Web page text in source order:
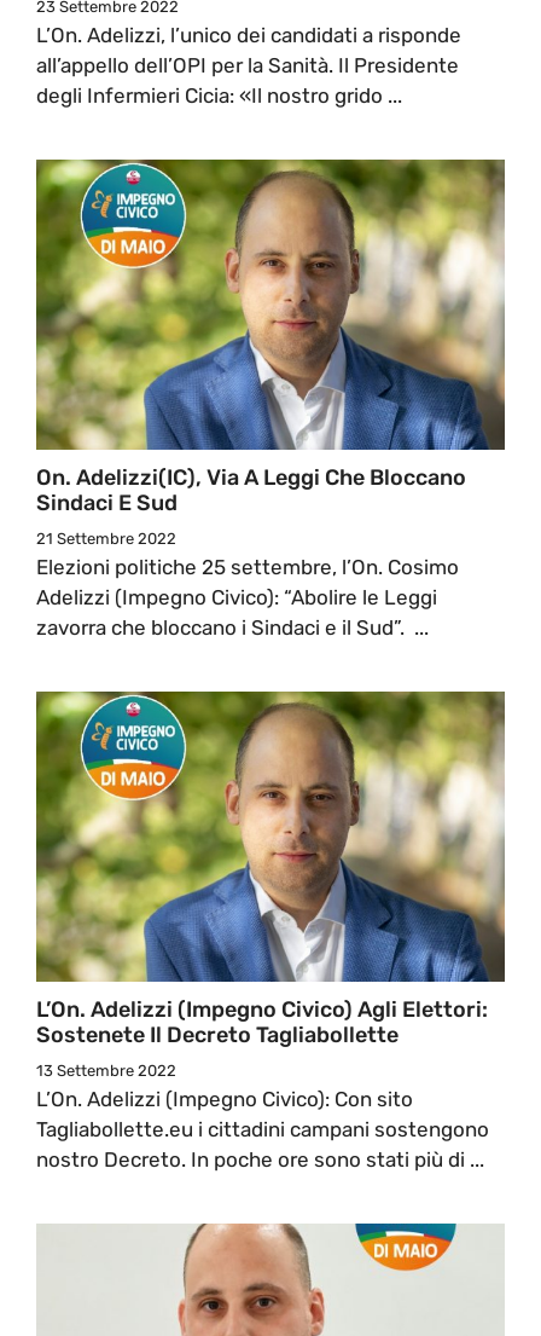
23 Settembre 2022
L’On. Adelizzi, l’unico dei candidati a risponde
all’appello dell’OPI per la Sanità. Il Presidente
degli Infermieri Cicia: «Il nostro grido ...
On. Adelizzi(IC), Via A Leggi Che Bloccano
Sindaci E Sud
21 Settembre 2022
Elezioni politiche 25 settembre, l’On. Cosimo
Adelizzi (Impegno Civico): “Abolire le Leggi
zavorra che bloccano i Sindaci e il Sud”. ...
L’On. Adelizzi (Impegno Civico) Agli Elettori:
Sostenete Il Decreto Tagliabollette
13 Settembre 2022
L’On. Adelizzi (Impegno Civico): Con sito
Tagliabollette.eu i cittadini campani sostengono
nostro Decreto. In poche ore sono stati più di ...